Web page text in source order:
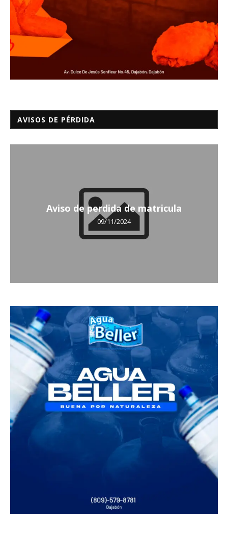
AVISOS DE PÉRDIDA
Aviso de perdida de matricula
09/11/2024